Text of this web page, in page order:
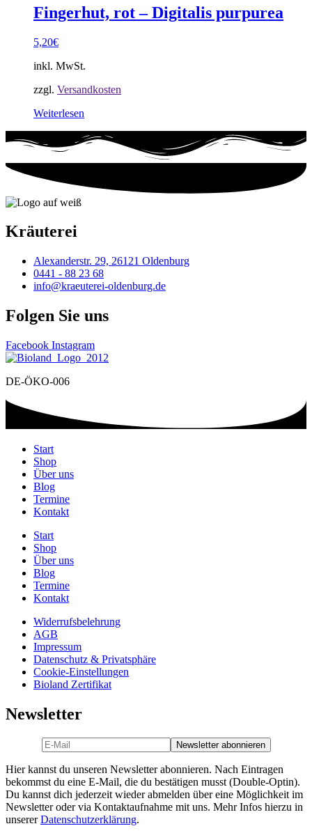
Fingerhut, rot – Digitalis purpurea
5,20€
inkl. MwSt.
zzgl. Versandkosten
Weiterlesen
Kräuterei
Alexanderstr. 29, 26121 Oldenburg
0441 - 88 23 68
info@kraeuterei-oldenburg.de
Folgen Sie uns
Facebook Instagram
DE-ÖKO-006
Start
Shop
Über uns
Blog
Termine
Kontakt
Start
Shop
Über uns
Blog
Termine
Kontakt
Widerrufsbelehrung
AGB
Impressum
Datenschutz & Privatsphäre
Cookie-Einstellungen
Bioland Zertifikat
Newsletter
Hier kannst du unseren Newsletter abonnieren. Nach Eintragen
bekommst du eine E-Mail, die du bestätigen musst (Double-Optin).
Du kannst dich jederzeit wieder abmelden über eine Möglichkeit im
Newsletter oder via Kontaktaufnahme mit uns. Mehr Infos hierzu in
unsererDatenschutzerklärung.